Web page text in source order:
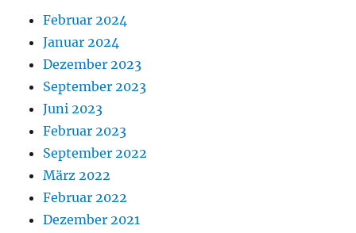
Februar 2024
Januar 2024
Dezember 2023
September 2023
Juni 2023
Februar 2023
September 2022
März 2022
Februar 2022
Dezember 2021